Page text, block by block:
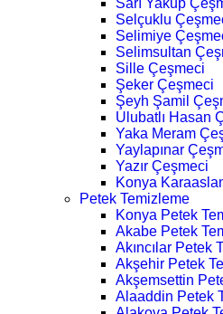
Sarı Yakup
Selçuklu
Selimiye
Selimsultan
Sille Çeşmeci
Şeker Çeşmeci
Şeyh Şamil
Ulubatlı Hasan
Yaka Meram
Yaylapınar
Yazır Çeşmeci
Konya
Petek Temizleme
Konya Petek
Akabe Petek
Akıncılar Petek
Akşehir Petek
Akşemsettin
Alaaddin Petek